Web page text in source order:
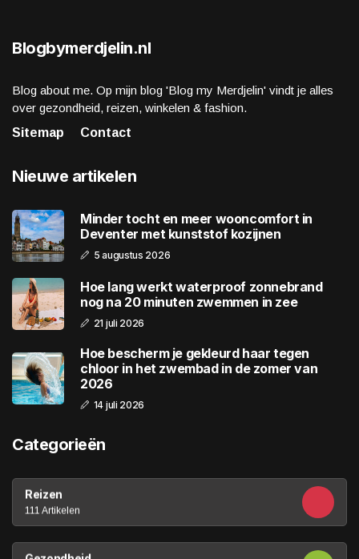
Blogbymerdjelin.nl
Blog about me. Op mijn blog 'Blog my Merdjelin' vindt je alles
over gezondheid, reizen, winkelen & fashion.
Sitemap
Contact
Nieuwe artikelen
Minder tocht en meer wooncomfort in
Deventer met kunststof kozijnen
5 augustus 2026
Hoe lang werkt waterproof zonnebrand
nog na 20 minuten zwemmen in zee
21 juli 2026
Hoe bescherm je gekleurd haar tegen
chloor in het zwembad in de zomer van
2026
14 juli 2026
Categorieën
Reizen
111 Artikelen